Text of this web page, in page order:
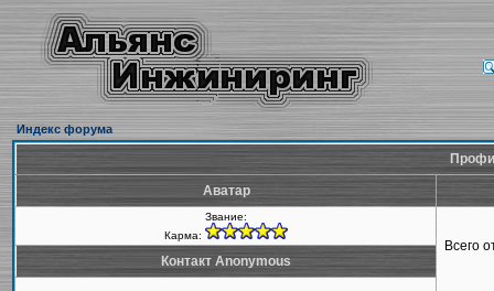
Индекс форума
Аватар
Звание:
Карма:
Всего
Контакт Anonymous